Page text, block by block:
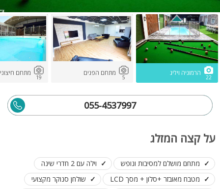
22
הרמוניה ויליג
5
מתחם הפנים
19
מתחם חיצוני
055-4537997
על קצה המזלג
מתחם מושלם למסיבות ונופש
וילה עם 2 חדרי שינה
מטבח מאובזר +סלון + מסך LCD
שולחן סנוקר מקצועי